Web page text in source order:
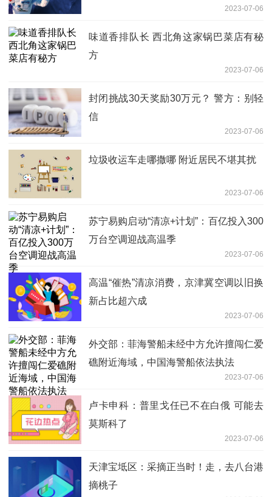
2023-07-06
味道香排队长 西北角这家锅巴菜店有秘
方
2023-07-06
封闭挑战30天奖励30万元？ 警方：别轻
信
2023-07-06
垃圾收运车走哪撒哪 附近居民不堪其扰
2023-07-06
苏宁易购启动“清凉+计划”：百亿投入300
万台空调迎战高温季
2023-07-06
高温“催热”清凉消费，京津冀空调以旧换
新占比超六成
2023-07-06
外交部：菲海警船未经中方允许擅闯仁爱
礁附近海域，中国海警船依法执法
2023-07-06
卢卡申科：普里戈任已不在白俄 可能去
莫斯科了
2023-07-06
天津宝坻区：采摘正当时！走，去八台港
摘桃子